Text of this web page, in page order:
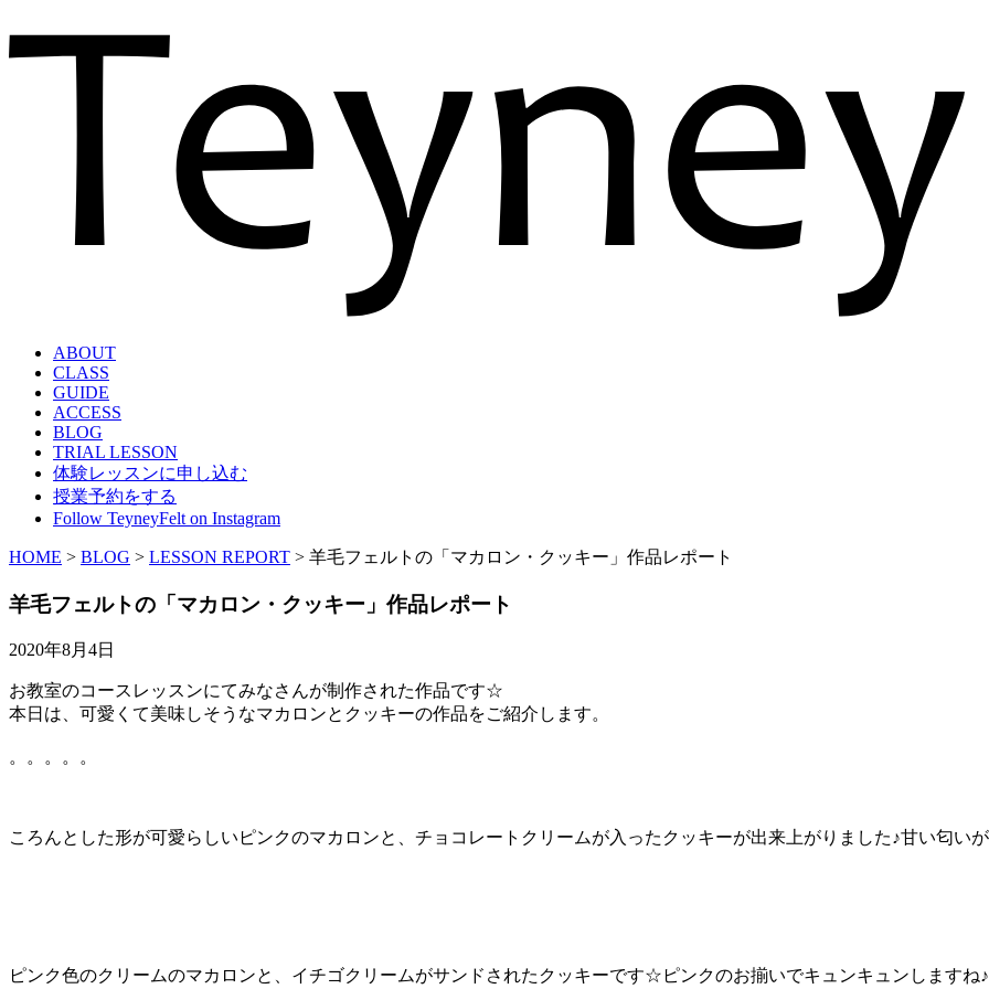
ABOUT
CLASS
GUIDE
ACCESS
BLOG
TRIAL LESSON
体験レッスンに申し込む
授業予約をする
Follow TeyneyFelt on Instagram
HOME > BLOG > LESSON REPORT > 羊毛フェルトの「マカロン・クッキー」作品レポート
羊毛フェルトの「マカロン・クッキー」作品レポート
2020年8月4日
お教室のコースレッスンにてみなさんが制作された作品です☆
本日は、可愛くて美味しそうなマカロンとクッキーの作品をご紹介します。
。。。。。
ころんとした形が可愛らしいピンクのマカロンと、チョコレートクリームが入ったクッキーが出来上がりました♪甘い匂い
ピンク色のクリームのマカロンと、イチゴクリームがサンドされたクッキーです☆ピンクのお揃いでキュンキュンしますね♪